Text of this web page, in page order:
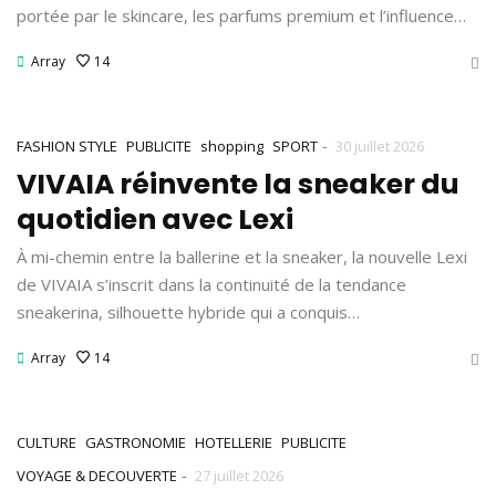
portée par le skincare, les parfums premium et l’influence…
Array 14
FASHION STYLE PUBLICITE shopping SPORT - 30 juillet 2026
VIVAIA réinvente la sneaker du
quotidien avec Lexi
À mi-chemin entre la ballerine et la sneaker, la nouvelle Lexi
de VIVAIA s’inscrit dans la continuité de la tendance
sneakerina, silhouette hybride qui a conquis…
Array 14
CULTURE GASTRONOMIE HOTELLERIE PUBLICITE
VOYAGE & DECOUVERTE - 27 juillet 2026